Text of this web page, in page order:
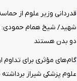
قدردانی وزیر علوم از
شهید/ شیخ همام حمودی:
دو بدن هستند
گام‌های مؤثری برای تداوم
علوم پزشکی شیراز